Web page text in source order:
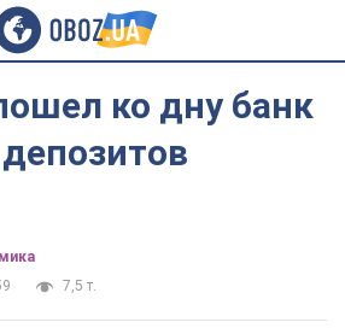
ко дну банк
7,5 т.